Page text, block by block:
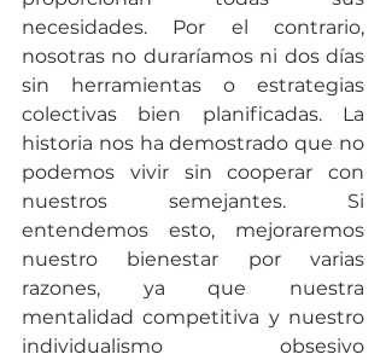
necesidades. Por el contrario,
nosotras no duraríamos ni dos días
sin herramientas o estrategias
colectivas bien planificadas. La
historia nos ha demostrado que no
podemos vivir sin cooperar con
nuestros semejantes. Si
entendemos esto, mejoraremos
nuestro bienestar por varias
razones, ya que nuestra
mentalidad competitiva y nuestro
individualismo obsesivo